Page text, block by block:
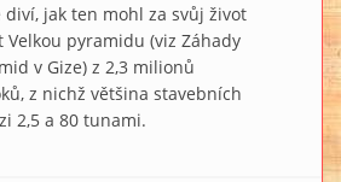
diví, jak ten mohl za svůj život
pyramidu (viz Záhady
v Gize) z 2,3 milionů
z nichž většina stavebních
2,5 a 80 tunami.